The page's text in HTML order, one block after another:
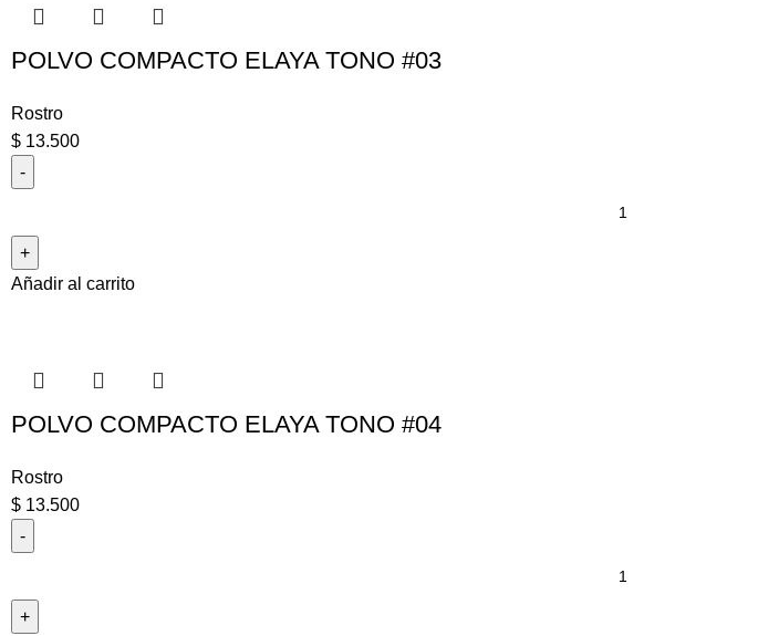
POLVO COMPACTO ELAYA TONO #03
Rostro
$ 13.500
Añadir al carrito
POLVO COMPACTO ELAYA TONO #04
Rostro
$ 13.500